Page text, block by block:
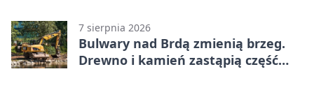
7 sierpnia 2026
Bulwary nad Brdą zmienią brzeg.
Drewno i kamień zastąpią część